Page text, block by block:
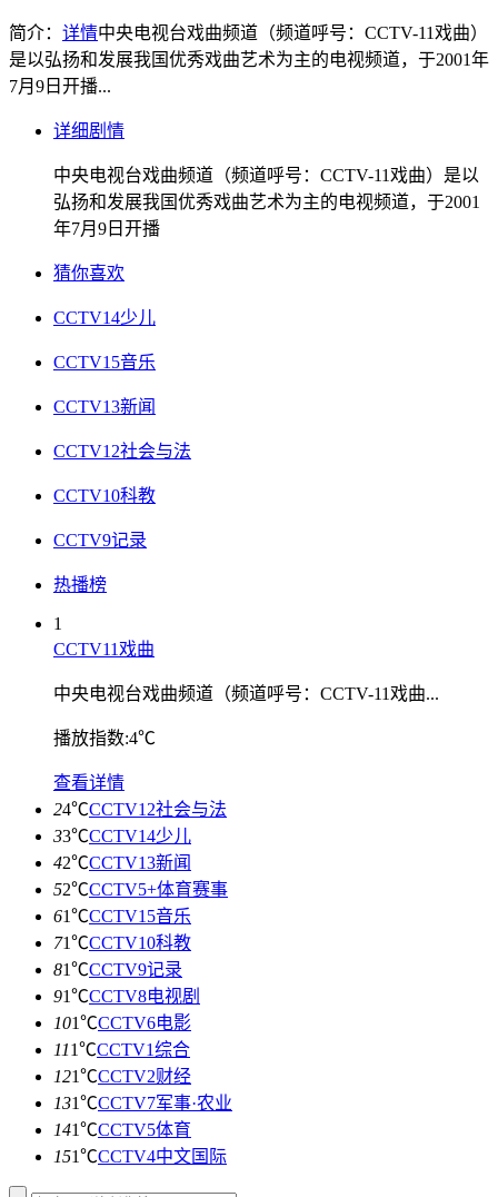
简介： 详情中央电视台戏曲频道（频道呼号：CCTV-11戏曲）
是以弘扬和发展我国优秀戏曲艺术为主的电视频道，于2001年
7月9日开播...
详细剧情
中央电视台戏曲频道（频道呼号：CCTV-11戏曲）是以
弘扬和发展我国优秀戏曲艺术为主的电视频道，于2001
年7月9日开播
猜你喜欢
CCTV14少儿
CCTV15音乐
CCTV13新闻
CCTV12社会与法
CCTV10科教
CCTV9记录
热播榜
1
CCTV11戏曲
中央电视台戏曲频道（频道呼号：CCTV-11戏曲...
播放指数:4℃
查看详情
24℃CCTV12社会与法
33℃CCTV14少儿
42℃CCTV13新闻
52℃CCTV5+体育赛事
61℃CCTV15音乐
71℃CCTV10科教
81℃CCTV9记录
91℃CCTV8电视剧
101℃CCTV6电影
111℃CCTV1综合
121℃CCTV2财经
131℃CCTV7军事·农业
141℃CCTV5体育
151℃CCTV4中文国际